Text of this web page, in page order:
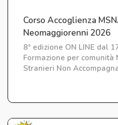
Corso Accoglienza
Neomaggiorenni 2026
8ª edizione ON LINE dal
Formazione per comunità
Stranieri Non